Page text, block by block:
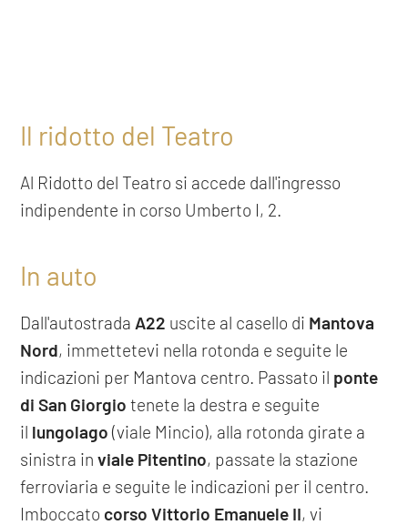
Il ridotto del Teatro
Al Ridotto del Teatro si accede dall'ingresso
indipendente in corso Umberto I, 2.
In auto
Dall'autostrada A22 uscite al casello di Mantova
Nord, immettetevi nella rotonda e seguite le
indicazioni per Mantova centro. Passato il ponte
di San Giorgio tenete la destra e seguite
il lungolago (viale Mincio), alla rotonda girate a
sinistra inviale Pitentino, passate la stazione
ferroviaria e seguite le indicazioni per il centro.
Imboccato corso Vittorio Emanuele II, vi